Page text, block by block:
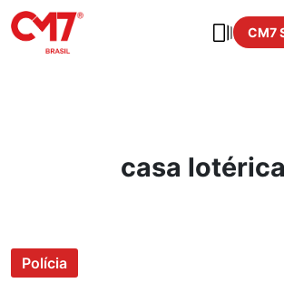
CM7
casa lotérica
Polícia